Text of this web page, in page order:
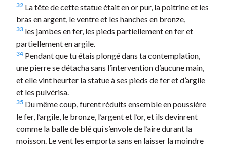
32 La tête de cette statue était en or pur, la poitrine et les
bras en argent, le ventre et les hanches en bronze,
33 les jambes en fer, les pieds partiellement en fer et
partiellement en argile.
34 Pendant que tu étais plongé dans ta contemplation,
une pierre se détacha sans l’intervention d’aucune main,
et elle vint heurter la statue à ses pieds de fer et d’argile
et les pulvérisa.
35 Du même coup, furent réduits ensemble en poussière
le fer, l’argile, le bronze, l’argent et l’or, et ils devinrent
comme la balle de blé qui s’envole de l’aire durant la
moisson. Le vent les emporta sans en laisser la moindre